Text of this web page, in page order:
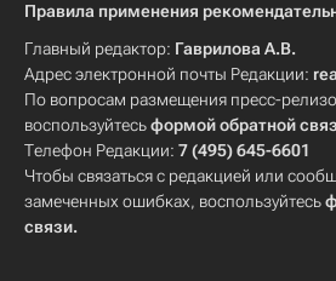
Правила применения
Главный редактор: Гаврилова А.В.
Адрес электронной почты Редакции:
По вопросам размещения пресс-
воспользуйтесьформой обратной
Телефон Редакции: 7 (495) 645-6601
Чтобы связаться с редакцией или
замеченных ошибках, воспользуйтесь
связи.